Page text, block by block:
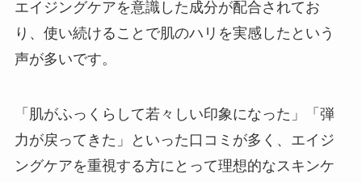
エイジングケアを意識した成分が配合されてお
り、使い続けることで肌のハリを実感したという
声が多いです。
「肌がふっくらして若々しい印象になった」「弾
力が戻ってきた」といった口コミが多く、エイジ
ングケアを重視する方にとって理想的なスキンケ